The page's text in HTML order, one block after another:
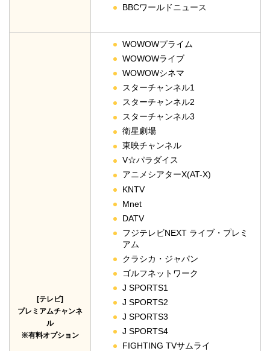
BBCワールドニュース
[テレビ]
プレミアムチャンネ
ル
※有料オプション
WOWOWプライム
WOWOWライブ
WOWOWシネマ
スターチャンネル1
スターチャンネル2
スターチャンネル3
衛星劇場
東映チャンネル
V☆パラダイス
アニメシアターX(AT-X)
KNTV
Mnet
DATV
フジテレビNEXT ライブ・プレミ
アム
クラシカ・ジャパン
ゴルフネットワーク
J SPORTS1
J SPORTS2
J SPORTS3
J SPORTS4
FIGHTING TVサムライ